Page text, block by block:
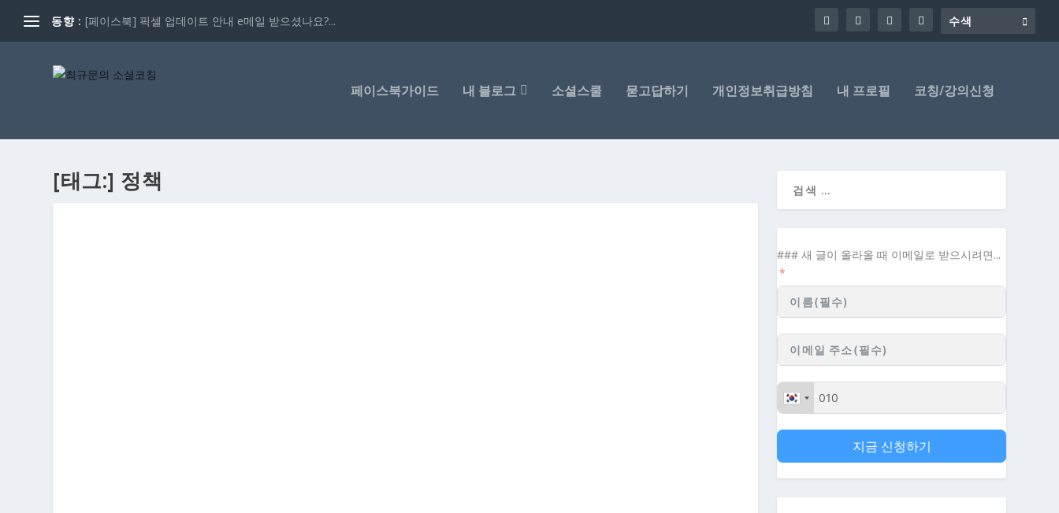
동향 : [페이스북] 픽셀 업데이트 안내 e메일 받으셨나요?...
페이스북가이드 내 블로그 소셜스쿨 묻고답하기 개인정보취급방침 내 프로필 코칭/강의신청
[태그:] 정책
### 새 글이 올라올 때 이메일로 받으시려면...
지금 신청하기